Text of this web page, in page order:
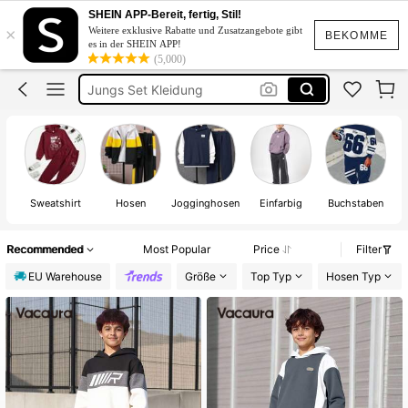
BEKOMME
×
SHEIN APP-Bereit, fertig, Stil!
Weitere exklusive Rabatte und Zusatzangebote gibt
es in der SHEIN APP!
(5,000)
Jogging Anzug Jungs
Jungen Jogginganzug Set
Jungs Set Kleidung
Jungen Herbst Outfit
Jogging Anzug Jungs
Sweatshirt Hosen Jogginghosen Einfarbig Buchstaben
Recommended Most Popular Price
Filter
EU Warehouse
Größe Top Typ Hosen Typ